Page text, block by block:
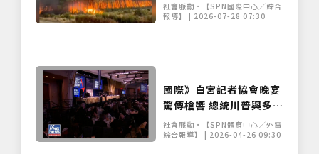
社會脈動•【SPN國際中心／綜合
報導】 | 2026-07-28 07:30
國際》白宮記者協會晚宴
驚傳槍響 總統川普與多名
高層緊急撤離
社會脈動•【SPN體育中心／外電
綜合報導】 | 2026-04-26 09:30